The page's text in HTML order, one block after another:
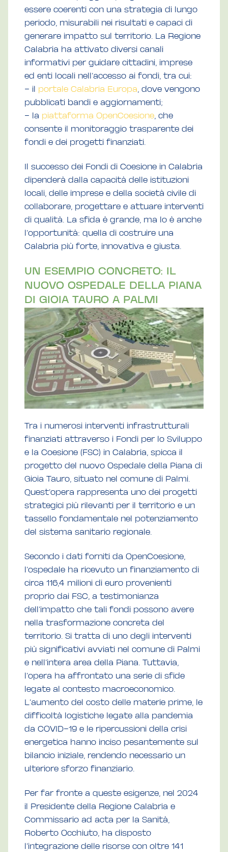
essere coerenti con una strategia di lungo
periodo, misurabili nei risultati e capaci di
generare impatto sul territorio. La Regione
Calabria ha attivato diversi canali
informativi per guidare cittadini, imprese
ed enti locali nell’accesso ai fondi, tra cui:
– il portale Calabria Europa , dove vengono
pubblicati bandi e aggiornamenti;
– la piattaforma OpenCoesione , che
consente il monitoraggio trasparente dei
fondi e dei progetti finanziati.
Il successo dei Fondi di Coesione in Calabria
dipenderà dalla capacità delle istituzioni
locali, delle imprese e della società civile di
collaborare, progettare e attuare interventi
di qualità. La sfida è grande, ma lo è anche
l’opportunità: quella di costruire una
Calabria più forte, innovativa e giusta.
UN ESEMPIO CONCRETO: IL
NUOVO OSPEDALE DELLA PIANA
DI GIOIA TAURO A PALMI
Tra i numerosi interventi infrastrutturali
finanziati attraverso i Fondi per lo Sviluppo
e la Coesione (FSC) in Calabria, spicca il
progetto del nuovo Ospedale della Piana di
Gioia Tauro, situato nel comune di Palmi.
Quest’opera rappresenta uno dei progetti
strategici più rilevanti per il territorio e un
tassello fondamentale nel potenziamento
del sistema sanitario regionale.
Secondo i dati forniti da OpenCoesione,
l’ospedale ha ricevuto un finanziamento di
circa 116,4 milioni di euro provenienti
proprio dai FSC, a testimonianza
dell’impatto che tali fondi possono avere
nella trasformazione concreta del
territorio. Si tratta di uno degli interventi
più significativi avviati nel comune di Palmi
e nell’intera area della Piana. Tuttavia,
l’opera ha affrontato una serie di sfide
legate al contesto macroeconomico.
L’aumento del costo delle materie prime, le
difficoltà logistiche legate alla pandemia
da COVID-19 e le ripercussioni della crisi
energetica hanno inciso pesantemente sul
bilancio iniziale, rendendo necessario un
ulteriore sforzo finanziario.
Per far fronte a queste esigenze, nel 2024
il Presidente della Regione Calabria e
Commissario ad acta per la Sanità,
Roberto Occhiuto, ha disposto
l’integrazione delle risorse con oltre 141